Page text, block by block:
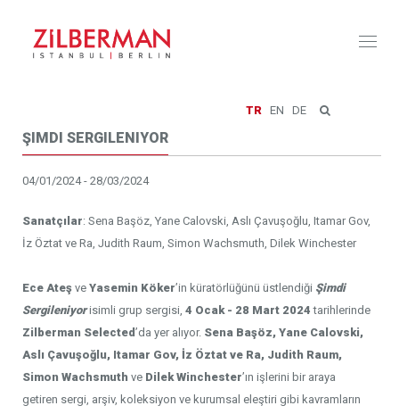
TR EN DE
ŞIMDI SERGILENIYOR
04/01/2024 - 28/03/2024
Sanatçılar: Sena Başöz, Yane Calovski, Aslı Çavuşoğlu, Itamar Gov,
İz Öztat ve Ra, Judith Raum, Simon Wachsmuth, Dilek Winchester
Ece Ateş ve Yasemin Köker’in küratörlüğünü üstlendiği Şimdi
Sergileniyorisimli grup sergisi, 4 Ocak - 28 Mart 2024 tarihlerinde
Zilberman Selected ’da yer alıyor. Sena Başöz, Yane Calovski,
Aslı Çavuşoğlu, Itamar Gov, İz Öztat ve Ra, Judith Raum,
Simon Wachsmuth ve Dilek Winchester’ın işlerini bir araya
getiren sergi, arşiv, koleksiyon ve kurumsal eleştiri gibi kavramların